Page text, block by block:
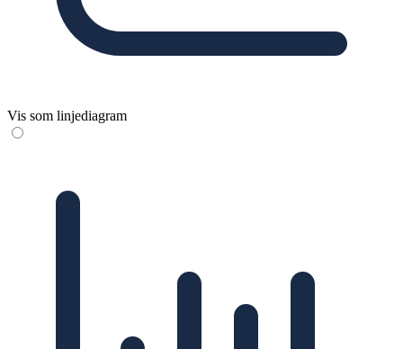
Vis som linjediagram